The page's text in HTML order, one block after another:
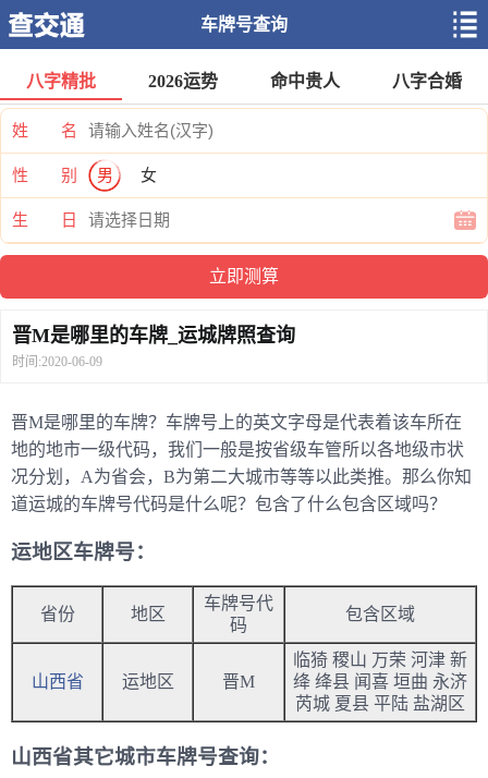
车牌号查询
八字精批 2026运势 命中贵人 八字合婚
姓 名
性 别 男 女
生 日
晋M是哪里的车牌_运城牌照查询
时间:2020-06-09
晋M是哪里的车牌？车牌号上的英文字母是代表着该车所在
地的地市一级代码，我们一般是按省级车管所以各地级市状
况分划，A为省会，B为第二大城市等等以此类推。那么你知
道运城的车牌号代码是什么呢？包含了什么包含区域吗？
运地区车牌号：
省份 地区
车牌号代
码
包含区域
山西省 运地区 晋M
临猗 稷山 万荣 河津 新
绛 绛县 闻喜 垣曲 永济
芮城 夏县 平陆 盐湖区
山西省其它城市车牌号查询：